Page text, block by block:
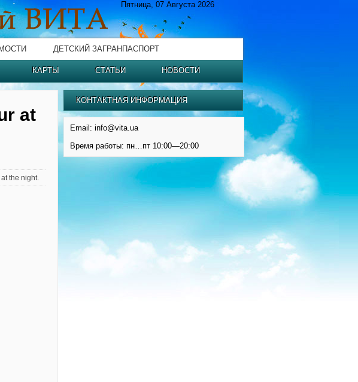
Пятница, 07 Августа 2026
ДЕТСКИЙ ЗАГРАНПАСПОРТ
КАРТЫ СТАТЬИ НОВОСТИ
at
the night.
КОНТАКТНАЯ ИНФОРМАЦИЯ
Email: info@vita.ua
Время работы: пн…пт 10:00—20:00